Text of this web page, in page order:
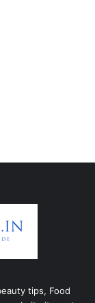
tips, Food